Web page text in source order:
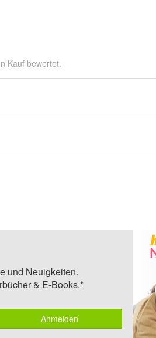
Kauf bewertet.
und Neuigkeiten.
& E-Books.*
Anmelden